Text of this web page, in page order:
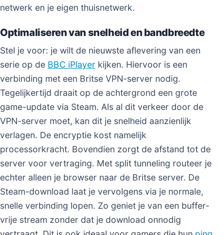
netwerk en je eigen thuisnetwerk.
Optimaliseren van snelheid en bandbreedte
Stel je voor: je wilt de nieuwste aflevering van een
serie op de BBC iPlayer kijken. Hiervoor is een
verbinding met een Britse VPN-server nodig.
Tegelijkertijd draait op de achtergrond een grote
game-update via Steam. Als al dit verkeer door de
VPN-server moet, kan dit je snelheid aanzienlijk
verlagen. De encryptie kost namelijk
processorkracht. Bovendien zorgt de afstand tot de
server voor vertraging. Met split tunneling routeer je
echter alleen je browser naar de Britse server. De
Steam-download laat je vervolgens via je normale,
snelle verbinding lopen. Zo geniet je van een buffer-
vrije stream zonder dat je download onnodig